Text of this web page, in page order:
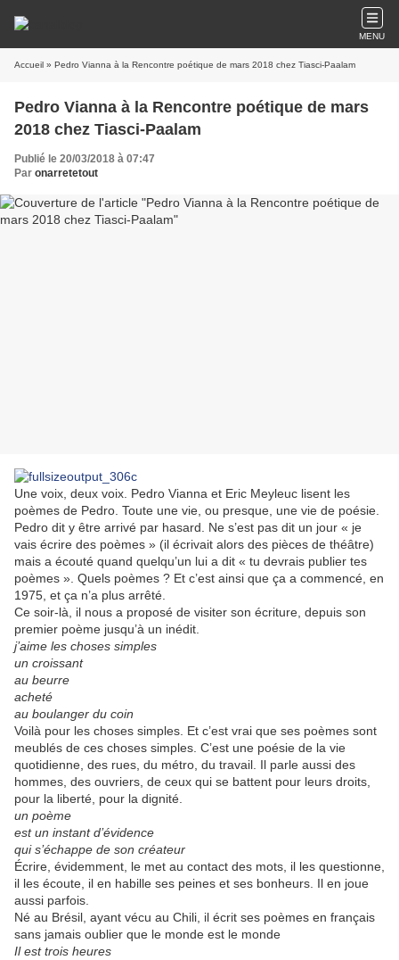
MENU
Accueil » Pedro Vianna à la Rencontre poétique de mars 2018 chez Tiasci-Paalam
Pedro Vianna à la Rencontre poétique de mars
2018 chez Tiasci-Paalam
Publié le 20/03/2018 à 07:47
Par onarretetout
Une voix, deux voix. Pedro Vianna et Eric Meyleuc lisent les
poèmes de Pedro. Toute une vie, ou presque, une vie de poésie.
Pedro dit y être arrivé par hasard. Ne s’est pas dit un jour « je
vais écrire des poèmes » (il écrivait alors des pièces de théâtre)
mais a écouté quand quelqu’un lui a dit « tu devrais publier tes
poèmes ». Quels poèmes ? Et c’est ainsi que ça a commencé, en
1975, et ça n’a plus arrêté.
Ce soir-là, il nous a proposé de visiter son écriture, depuis son
premier poème jusqu’à un inédit.
j’aime les choses simples
un croissant
au beurre
acheté
au boulanger du coin
Voilà pour les choses simples. Et c’est vrai que ses poèmes sont
meublés de ces choses simples. C’est une poésie de la vie
quotidienne, des rues, du métro, du travail. Il parle aussi des
hommes, des ouvriers, de ceux qui se battent pour leurs droits,
pour la liberté, pour la dignité.
un poème
est un instant d’évidence
qui s’échappe de son créateur
Écrire, évidemment, le met au contact des mots, il les questionne,
il les écoute, il en habille ses peines et ses bonheurs. Il en joue
aussi parfois.
Né au Brésil, ayant vécu au Chili, il écrit ses poèmes en français
sans jamais oublier que le monde est le monde
Il est trois heures